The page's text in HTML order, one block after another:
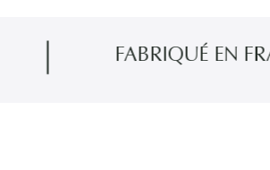
FABRIQUÉ EN FRANCE